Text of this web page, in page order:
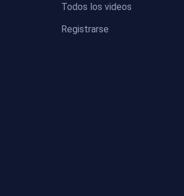
Todos los videos
Registrarse